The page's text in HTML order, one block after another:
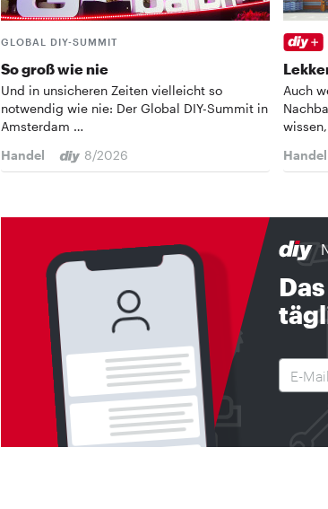
GLOBAL DIY-SUMMIT
So groß wie nie
Und in unsicheren Zeiten vielleicht so
notwendig wie nie: Der Global DIY-Summit in
Amsterdam …
Handel
8/2026
Auch
Handel